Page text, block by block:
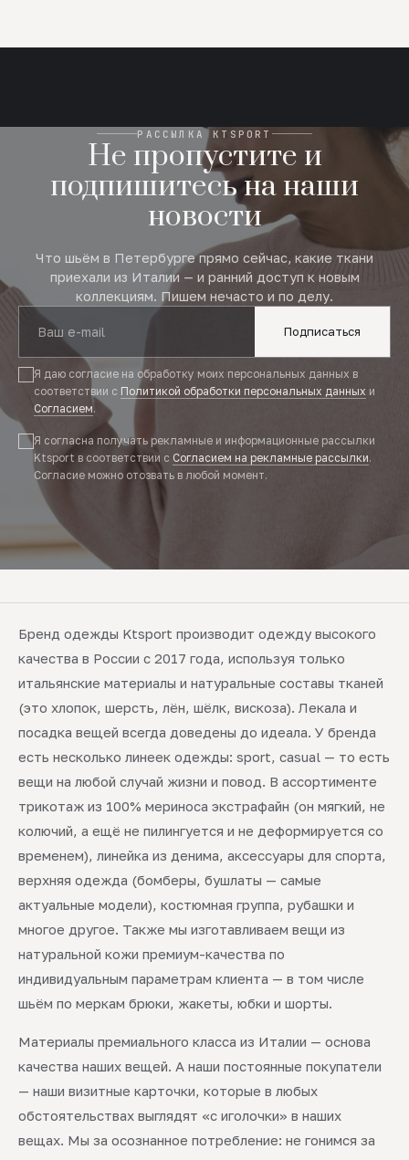
РАССЫЛКА KTSPORT
Не пропустите и
подпишитесь на наши
новости
Что шьём в Петербурге прямо сейчас, какие ткани
приехали из Италии — и ранний доступ к новым
коллекциям. Пишем нечасто и по делу.
Подписаться
Я даю согласие на обработку моих персональных данных в
соответствии с Политикой обработки персональных данных и
Согласием.
Я согласна получать рекламные и информационные рассылки
Ktsport в соответствии с Согласием на рекламные рассылки.
Согласие можно отозвать в любой момент.
Бренд одежды Ktsport производит одежду высокого
качества в России с 2017 года, используя только
итальянские материалы и натуральные составы тканей
(это хлопок, шерсть, лён, шёлк, вискоза). Лекала и
посадка вещей всегда доведены до идеала. У бренда
есть несколько линеек одежды: sport, casual — то есть
вещи на любой случай жизни и повод. В ассортименте
трикотаж из 100% мериноса экстрафайн (он мягкий, не
колючий, а ещё не пилингуется и не деформируется со
временем), линейка из денима, аксессуары для спорта,
верхняя одежда (бомберы, бушлаты — самые
актуальные модели), костюмная группа, рубашки и
многое другое. Также мы изготавливаем вещи из
натуральной кожи премиум-качества по
индивидуальным параметрам клиента — в том числе
шьём по меркам брюки, жакеты, юбки и шорты.
Материалы премиального класса из Италии — основа
качества наших вещей. А наши постоянные покупатели
— наши визитные карточки, которые в любых
обстоятельствах выглядят «с иголочки» в наших
вещах. Мы за осознанное потребление: не гонимся за